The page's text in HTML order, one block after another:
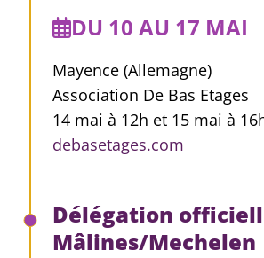
DU 10 AU 17 MAI
Mayence (Allemagne)
Association De Bas Etages
14 mai à 12h et 15 mai à
debasetages.com
Délégation
Mâlines/Mechelen